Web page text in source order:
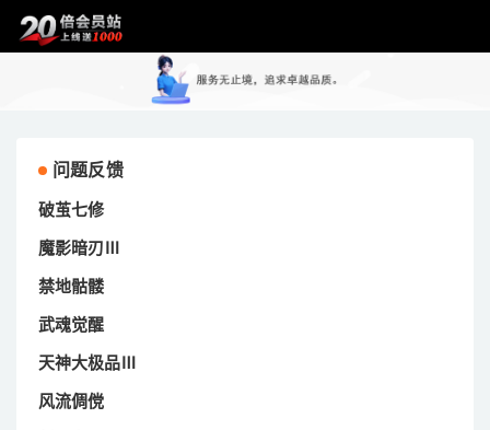
问题反馈
破茧七修
魔影暗刃Ⅲ
禁地骷髅
武魂觉醒
天神大极品Ⅲ
风流倜傥